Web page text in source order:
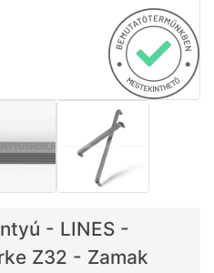
- LINES -
Z32 - Zamak